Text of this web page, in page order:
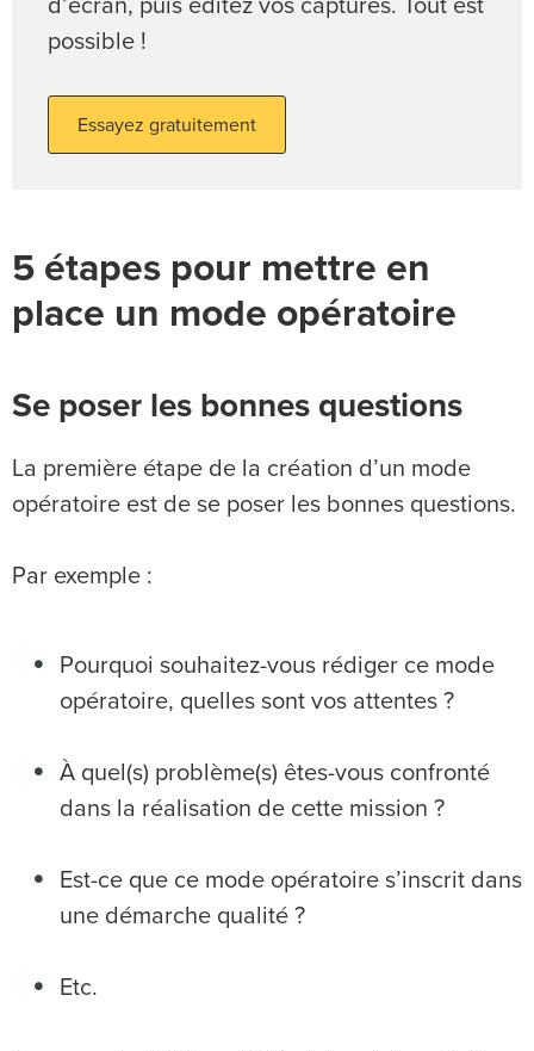
d’écran, puis éditez vos captures. Tout est
possible !
Essayez gratuitement
5 étapes pour mettre en
place un mode opératoire
Se poser les bonnes questions
La première étape de la création d’un mode
opératoire est de se poser les bonnes questions.
Par exemple :
Pourquoi souhaitez-vous rédiger ce mode
opératoire, quelles sont vos attentes ?
À quel(s) problème(s) êtes-vous confronté
dans la réalisation de cette mission ?
Est-ce que ce mode opératoire s’inscrit dans
une démarche qualité ?
Etc.